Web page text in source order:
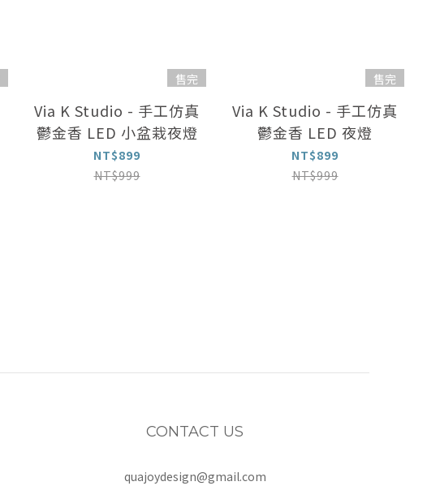
售完
Via K Studio - 手工仿真
鬱金香 LED 小盆栽夜燈
NT$899
NT$999
售完
Via K Studio - 手工仿真
鬱金香 LED 夜燈
NT$899
NT$999
CONTACT US
quajoydesign@gmail.com